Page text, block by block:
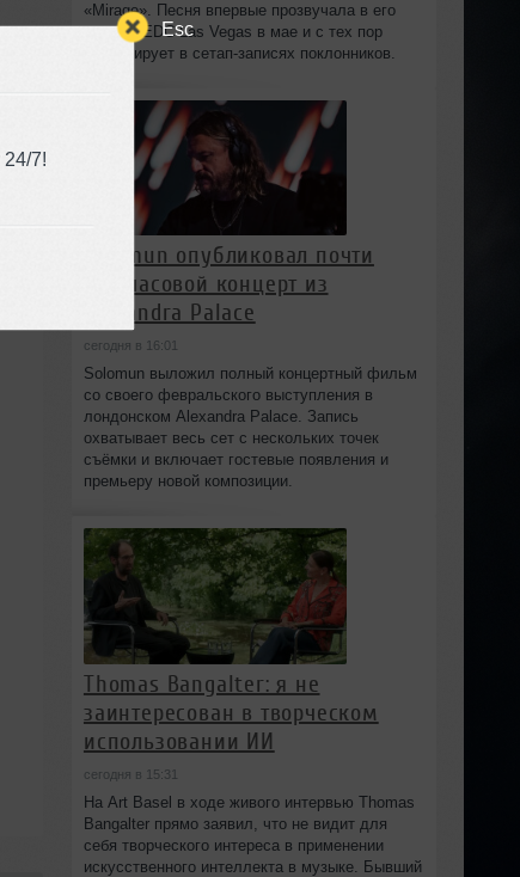
Esc
7!
«Mirage». Песня впервые прозвучала в его
сете на EDC Las Vegas в мае и с тех пор
циркулирует в сетап-записях поклонников.
Solomun опубликовал почти
трёхчасовой концерт из
Alexandra Palace
сегодня в 16:01
Solomun выложил полный концертный фильм
со своего февральского выступления в
лондонском Alexandra Palace. Запись
охватывает весь сет с нескольких точек
съёмки и включает гостевые появления и
премьеру новой композиции.
Thomas Bangalter: я не
заинтересован в творческом
использовании ИИ
сегодня в 15:31
На Art Basel в ходе живого интервью Thomas
Bangalter прямо заявил, что не видит для
себя творческого интереса в применении
искусственного интеллекта в музыке. Бывший